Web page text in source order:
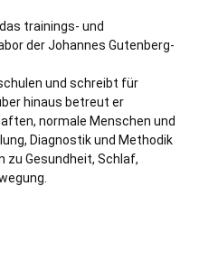
trainings- und
der Johannes Gutenberg-
und schreibt für
hinaus betreut er
normale Menschen und
Diagnostik und Methodik
zu Gesundheit, Schlaf,